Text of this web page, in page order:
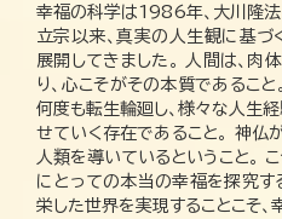
幸福の科学は1986年、大川隆法
立宗以来、真実の人生観に基づ
展開してきました。 人間は、肉
り、心こそがその本質であるこ
何度も転生輪廻し、様々な人生
せていく存在であること。 神仏
人類を導いているということ。
にとっての本当の幸福を探究す
栄した世界を実現することこそ